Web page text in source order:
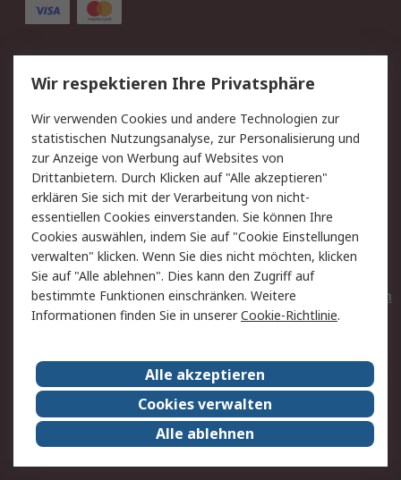
Service
Value Added Services
Lieferlösungen
Rücksendungen
Kontakt
Hilfe
Privatkunden
Rechtliches
AGB
Datenschutz
Cookie-Richtlinie
Zahlungsbedingungen
Copyright/Impressum
Entsorgung
Elektrogeräte/Batterien
RS weltweit
Karriere bei RS
Nachhaltigkeit
Qualität/Umwelt/ZertifikatePresse-Center
Event-Center
Wir respektieren Ihre Privatsphäre
Wir verwenden Cookies und andere Technologien zur
statistischen Nutzungsanalyse, zur Personalisierung und
zur Anzeige von Werbung auf Websites von
Drittanbietern. Durch Klicken auf "Alle akzeptieren"
erklären Sie sich mit der Verarbeitung von nicht-
essentiellen Cookies einverstanden. Sie können Ihre
Cookies auswählen, indem Sie auf "Cookie Einstellungen
verwalten" klicken. Wenn Sie dies nicht möchten, klicken
Sie auf "Alle ablehnen". Dies kann den Zugriff auf
bestimmte Funktionen einschränken. Weitere
Informationen finden Sie in unsererCookie-Richtlinie.
Alle akzeptieren
Cookies verwalten
Alle ablehnen